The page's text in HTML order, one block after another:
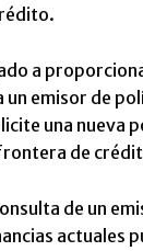
a
un emisor de
una nueva
de
de un
actuales